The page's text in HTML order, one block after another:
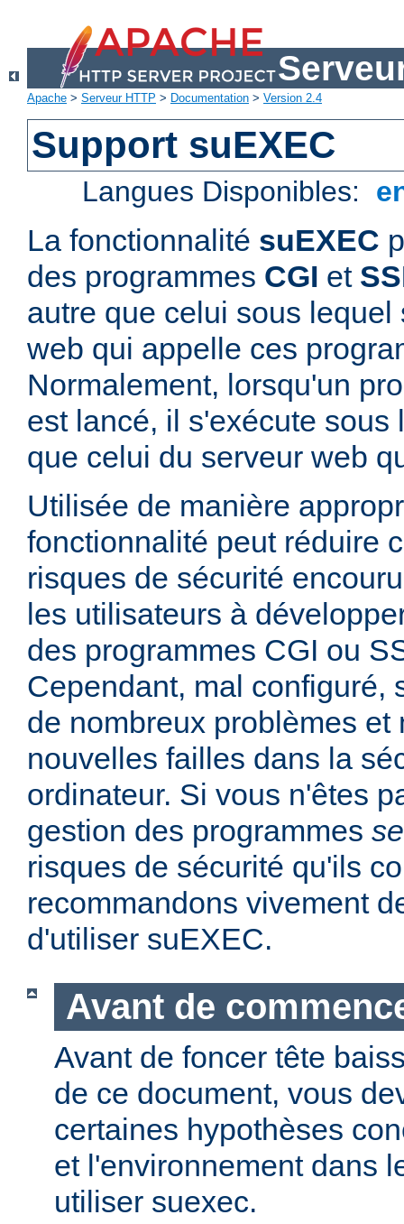
Apache > Serveur HTTP > Documentation > Version 2.4
Support suEXEC
Langues Disponibles:
La fonctionnalité suEXEC
des programmes CGI et
autre que celui sous
web qui appelle ces
Normalement, lorsqu'un
est lancé, il s'exécute sous
que celui du serveur web
Utilisée de manière
fonctionnalité peut réduire
risques de sécurité
les utilisateurs à
des programmes CGI ou
Cependant, mal configuré,
de nombreux problèmes et
nouvelles failles dans la
ordinateur. Si vous n'êtes
gestion des programmes
risques de sécurité qu'ils
recommandons vivement
d'utiliser suEXEC.
Avant de
Avant de foncer tête
de ce document, vous
certaines hypothèses
et l'environnement dans
utiliser suexec.